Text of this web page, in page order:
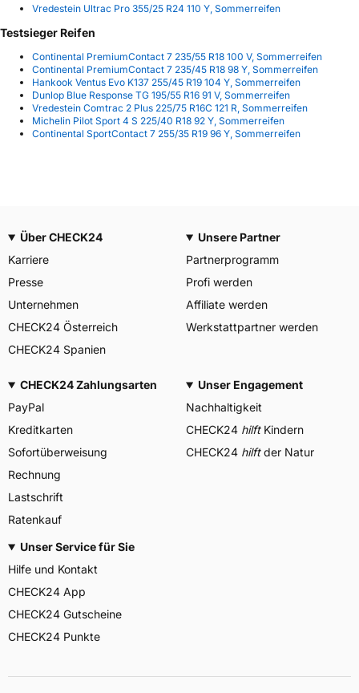
Vredestein Ultrac Pro 355/25 R24 110 Y, Sommerreifen
Testsieger Reifen
Continental PremiumContact 7 235/55 R18 100 V, Sommerreifen
Continental PremiumContact 7 235/45 R18 98 Y, Sommerreifen
Hankook Ventus Evo K137 255/45 R19 104 Y, Sommerreifen
Dunlop Blue Response TG 195/55 R16 91 V, Sommerreifen
Vredestein Comtrac 2 Plus 225/75 R16C 121 R, Sommerreifen
Michelin Pilot Sport 4 S 225/40 R18 92 Y, Sommerreifen
Continental SportContact 7 255/35 R19 96 Y, Sommerreifen
Über CHECK24
Karriere
Presse
Unternehmen
CHECK24 Österreich
CHECK24 Spanien
Unsere Partner
Partnerprogramm
Profi werden
Affiliate werden
Werkstattpartner werden
CHECK24 Zahlungsarten
PayPal
Kreditkarten
Sofortüberweisung
Rechnung
Lastschrift
Ratenkauf
Unser Engagement
Nachhaltigkeit
CHECK24 hilftKindern
CHECK24 hilftder Natur
Unser Service für Sie
Hilfe und Kontakt
CHECK24 App
CHECK24 Gutscheine
CHECK24 Punkte